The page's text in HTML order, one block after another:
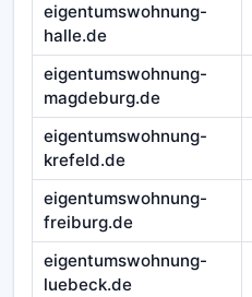
eigentumswohnung-
halle.de
eigentumswohnung-
magdeburg.de
eigentumswohnung-
krefeld.de
eigentumswohnung-
freiburg.de
eigentumswohnung-
luebeck.de